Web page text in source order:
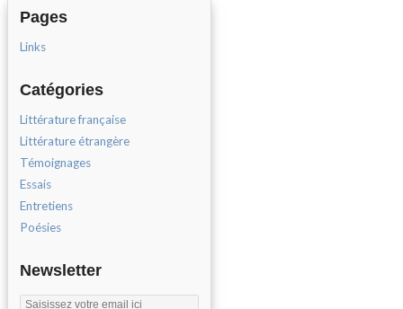
Pages
Links
Catégories
Littérature française
Littérature étrangère
Témoignages
Essais
Entretiens
Poésies
Newsletter